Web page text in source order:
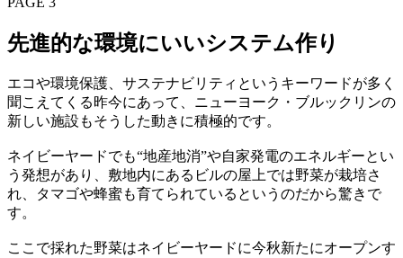
先進的な環境にいいシステム作り
エコや環境保護、サステナビリティというキーワードが多く
聞こえてくる昨今にあって、ニューヨーク・ブルックリンの
新しい施設もそうした動きに積極的です。
ネイビーヤードでも“地産地消”や自家発電のエネルギーとい
う発想があり、敷地内にあるビルの屋上では野菜が栽培さ
れ、タマゴや蜂蜜も育てられているというのだから驚きで
す。
ここで採れた野菜はネイビーヤードに今秋新たにオープンす